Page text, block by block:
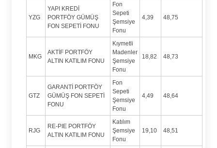
YZG
YAPI KREDİ
PORTFÖY GÜMÜŞ
FON SEPETİ FONU
Fon
Sepeti
Şemsiye
Fonu
4,39 48,75
MKG
AKTİF PORTFÖY
ALTIN KATILIM FONU
Kıymetli
Madenler
Şemsiye
Fonu
18,82 48,73
GTZ
GARANTİ PORTFÖY
GÜMÜŞ FON SEPETİ
FONU
Fon
Sepeti
Şemsiye
Fonu
4,49 48,64
RJG
RE-PIE PORTFÖY
ALTIN KATILIM FONU
Katılım
Şemsiye
Fonu
19,10 48,51